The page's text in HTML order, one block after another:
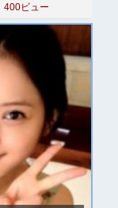
400ビュー